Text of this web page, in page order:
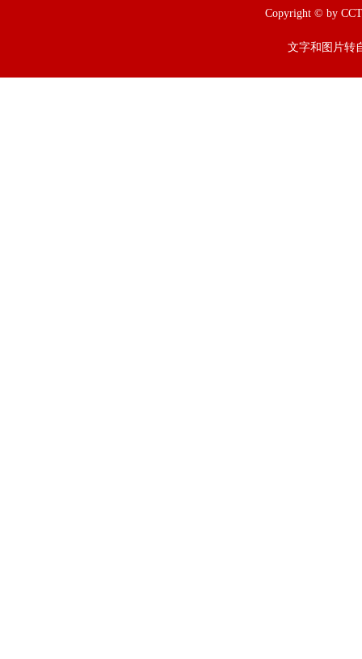
Copyright © by
文字和图片转